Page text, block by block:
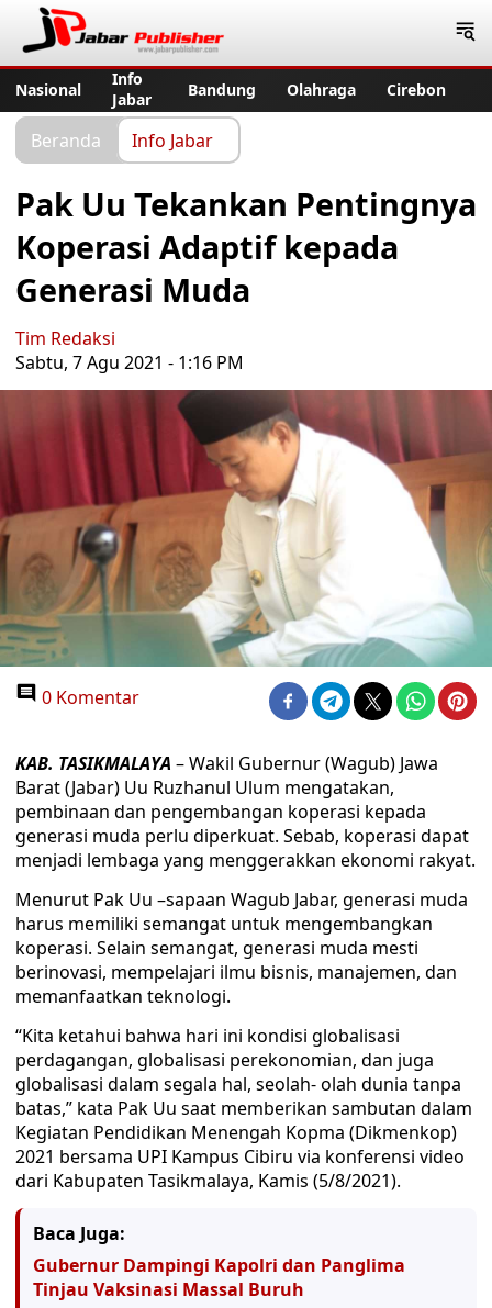
Nasional
Info
Jabar
Bandung Olahraga Cirebon
Beranda Info Jabar
Pak Uu Tekankan Pentingnya
Koperasi Adaptif kepada
Generasi Muda
Tim Redaksi
Sabtu, 7 Agu 2021 - 1:16 PM
0 Komentar
KAB. TASIKMALAYA – Wakil Gubernur (Wagub) Jawa
Barat (Jabar) Uu Ruzhanul Ulum mengatakan,
pembinaan dan pengembangan koperasi kepada
generasi muda perlu diperkuat. Sebab, koperasi dapat
menjadi lembaga yang menggerakkan ekonomi rakyat.
Menurut Pak Uu –sapaan Wagub Jabar, generasi muda
harus memiliki semangat untuk mengembangkan
koperasi. Selain semangat, generasi muda mesti
berinovasi, mempelajari ilmu bisnis, manajemen, dan
memanfaatkan teknologi.
“Kita ketahui bahwa hari ini kondisi globalisasi
perdagangan, globalisasi perekonomian, dan juga
globalisasi dalam segala hal, seolah- olah dunia tanpa
batas,” kata Pak Uu saat memberikan sambutan dalam
Kegiatan Pendidikan Menengah Kopma (Dikmenkop)
2021 bersama UPI Kampus Cibiru via konferensi video
dari Kabupaten Tasikmalaya, Kamis (5/8/2021).
Baca Juga:
Gubernur Dampingi Kapolri dan Panglima
Tinjau Vaksinasi Massal Buruh